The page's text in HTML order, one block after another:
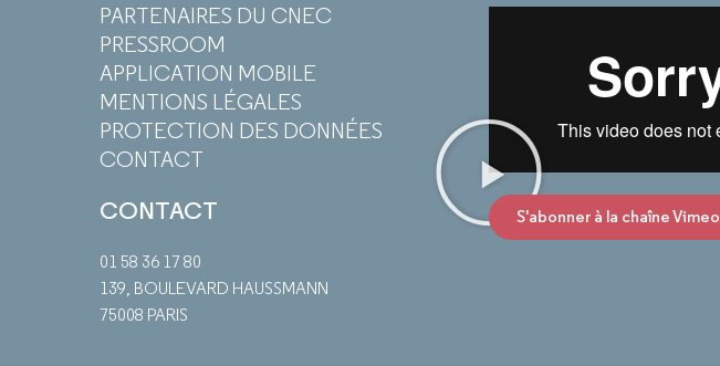
PARTENAIRES DU CNEC
PRESSROOM
APPLICATION MOBILE
MENTIONS LÉGALES
PROTECTION DES DONNÉES
CONTACT
CONTACT
01 58 36 17 80
139, BOULEVARD HAUSSMANN
75008 PARIS
S'abonner à la chaîne Vimeo